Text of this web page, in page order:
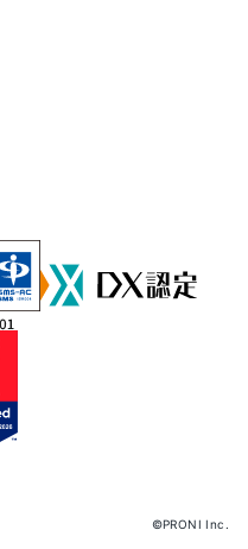
©PRONI Inc.